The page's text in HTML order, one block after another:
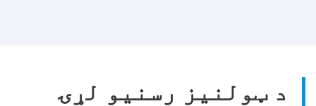
د ټولنیز رسنیو لړۍ